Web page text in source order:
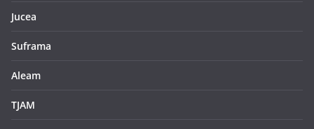
Jucea
Suframa
Aleam
TJAM